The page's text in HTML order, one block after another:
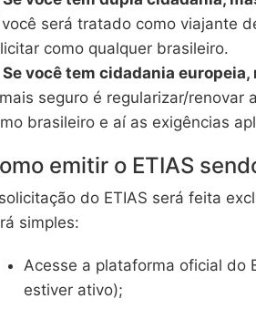
será tratado como viajante
como qualquer brasileiro.
Se você tem cidadania
seguro é regularizar/
brasileiro e aí as exigências
emitir o ETIAS
do ETIAS será feita
simples:
Acesse a plataforma oficial do
estiver ativo);